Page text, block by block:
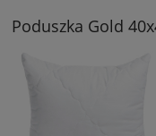
Poduszka Gold